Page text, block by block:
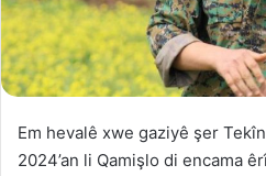
Em hevalê xwe gaziyê şer
2024’an li Qamişlo di encama